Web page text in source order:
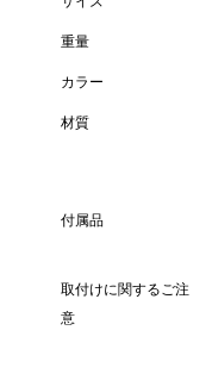
重量
カラー
材質
付属品
取付けに関するご注
意